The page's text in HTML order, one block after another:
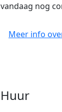
vandaag nog
Meer info
Huur